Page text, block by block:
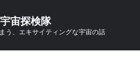
宇宙探検隊
う、エキサイティングな宇宙の話